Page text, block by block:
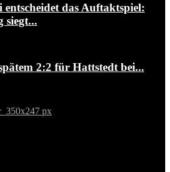
das Auftaktspiel:
siegt...
2:2 für Hattstedt bei...